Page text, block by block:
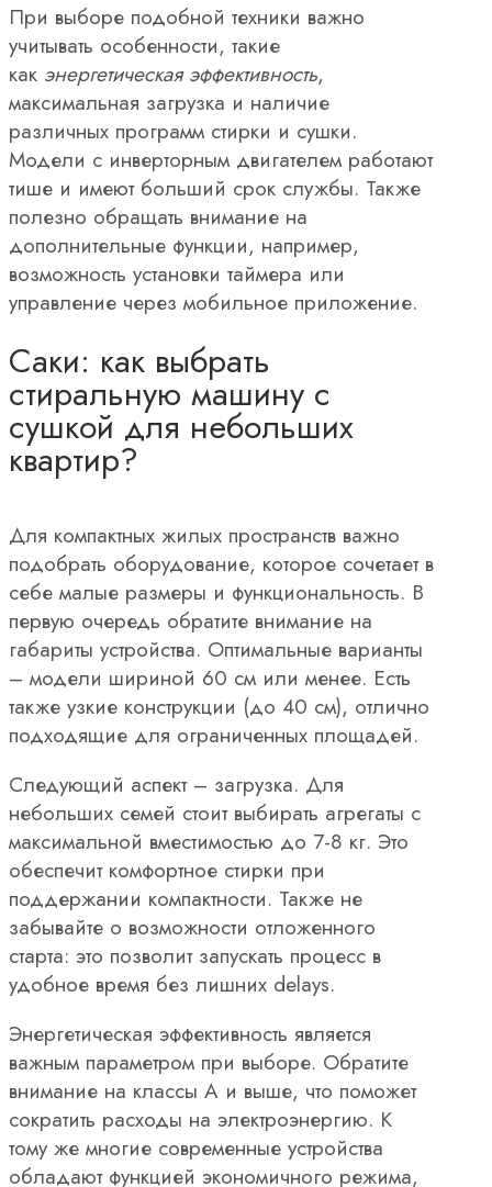
Показать
При выборе подобной техники важно
учитывать особенности, такие
как энергетическая эффективность,
максимальная загрузка и наличие
различных программ стирки и сушки.
Модели с инверторным двигателем работают
тише и имеют больший срок службы. Также
полезно обращать внимание на
дополнительные функции, например,
возможность установки таймера или
управление через мобильное приложение.
Саки: как выбрать
стиральную машину с
сушкой для небольших
квартир?
Для компактных жилых пространств важно
подобрать оборудование, которое сочетает в
себе малые размеры и функциональность. В
первую очередь обратите внимание на
габариты устройства. Оптимальные варианты
– модели шириной 60 см или менее. Есть
также узкие конструкции (до 40 см), отлично
подходящие для ограниченных площадей.
Следующий аспект – загрузка. Для
небольших семей стоит выбирать агрегаты с
максимальной вместимостью до 7-8 кг. Это
обеспечит комфортное стирки при
поддержании компактности. Также не
забывайте о возможности отложенного
старта: это позволит запускать процесс в
удобное время без лишних delays.
Энергетическая эффективность является
важным параметром при выборе. Обратите
внимание на классы A и выше, что поможет
сократить расходы на электроэнергию. К
тому же многие современные устройства
обладают функцией экономичного режима,